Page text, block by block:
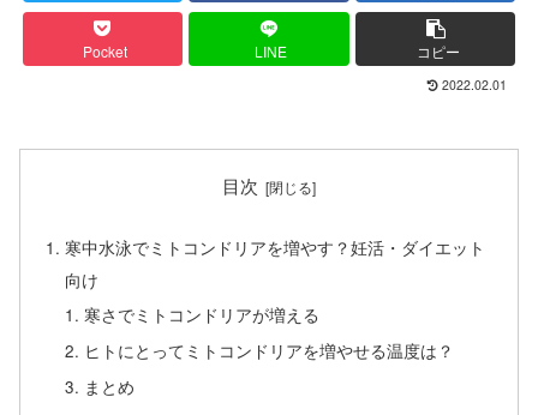
Pocket LINE コピー
2022.02.01
目次
寒中水泳でミトコンドリアを増やす？妊活・ダイエット
向け
寒さでミトコンドリアが増える
ヒトにとってミトコンドリアを増やせる温度は？
まとめ